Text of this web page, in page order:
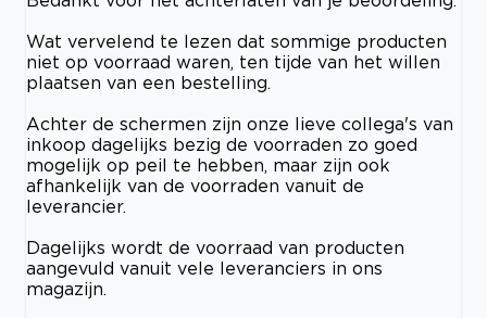
Wat vervelend te lezen dat sommige producten
niet op voorraad waren, ten tijde van het willen
plaatsen van een bestelling.
Achter de schermen zijn onze lieve collega's van
inkoop dagelijks bezig de voorraden zo goed
mogelijk op peil te hebben, maar zijn ook
afhankelijk van de voorraden vanuit de
leverancier.
Dagelijks wordt de voorraad van producten
aangevuld vanuit vele leveranciers in ons
magazijn.